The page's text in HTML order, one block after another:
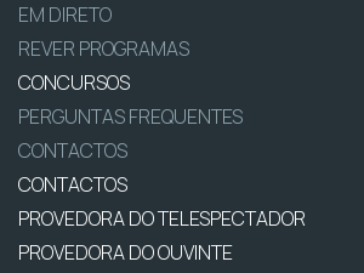
EM DIRETO
REVER PROGRAMAS
CONCURSOS
PERGUNTAS FREQUENTES
CONTACTOS
CONTACTOS
PROVEDORA DO TELESPECTADOR
PROVEDORA DO OUVINTE